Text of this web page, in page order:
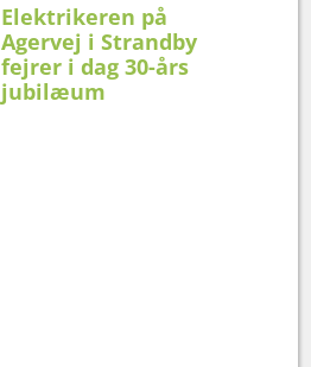
Elektrikeren på
Agervej i Strandby
fejrer i dag 30-års
jubilæum